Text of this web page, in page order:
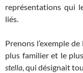
représentations qui
liés.
Prenons l’exemple
plus familier et le
stella, qui désignait